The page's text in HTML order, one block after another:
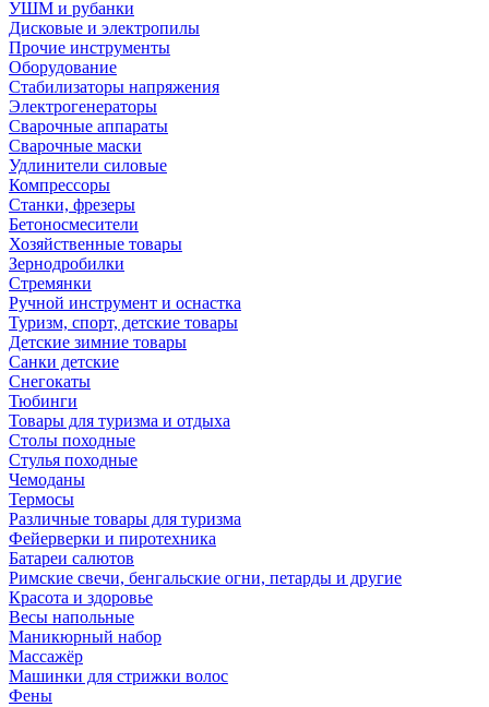
УШМ и рубанки
Дисковые и электропилы
Прочие инструменты
Оборудование
Стабилизаторы напряжения
Электрогенераторы
Сварочные аппараты
Сварочные маски
Удлинители силовые
Компрессоры
Станки, фрезеры
Бетоносмесители
Хозяйственные товары
Зернодробилки
Стремянки
Ручной инструмент и оснастка
Туризм, спорт, детские товары
Детские зимние товары
Санки детские
Снегокаты
Тюбинги
Товары для туризма и отдыха
Столы походные
Стулья походные
Чемоданы
Термосы
Различные товары для туризма
Фейерверки и пиротехника
Батареи салютов
Римские свечи, бенгальские огни, петарды и другие
Красота и здоровье
Весы напольные
Маникюрный набор
Массажёр
Машинки для стрижки волос
Фены